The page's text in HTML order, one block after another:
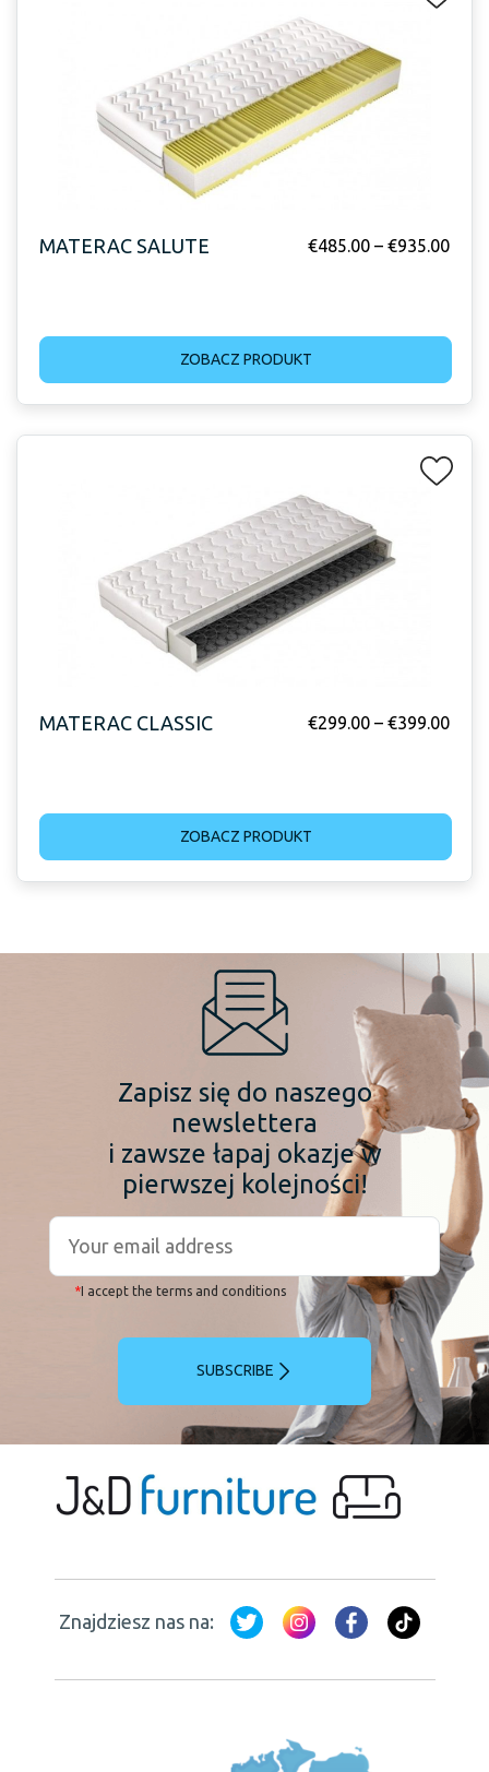
MATERAC SALUTE €485.00 – €935.00
ZOBACZ PRODUKT
MATERAC CLASSIC €299.00 – €399.00
ZOBACZ PRODUKT
Zapisz się do naszego
newslettera
i zawsze łapaj okazje w
pierwszej kolejności!
* I accept the terms and conditions
SUBSCRIBE
Znajdziesz nas na: